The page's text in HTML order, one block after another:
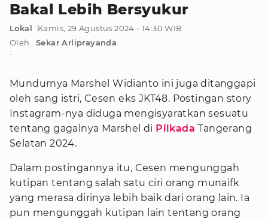
Bakal Lebih Bersyukur
Lokal
Kamis, 29 Agustus 2024 - 14:30 WIB
Oleh
:
Sekar Arliprayanda
Mundurnya Marshel Widianto ini juga ditanggapi
oleh sang istri, Cesen eks JKT48. Postingan story
Instagram-nya diduga mengisyaratkan sesuatu
tentang gagalnya Marshel di Pilkada Tangerang
Selatan 2024.
Dalam postingannya itu, Cesen mengunggah
kutipan tentang salah satu ciri orang munaifk
yang merasa dirinya lebih baik dari orang lain. Ia
pun mengunggah kutipan lain tentang orang